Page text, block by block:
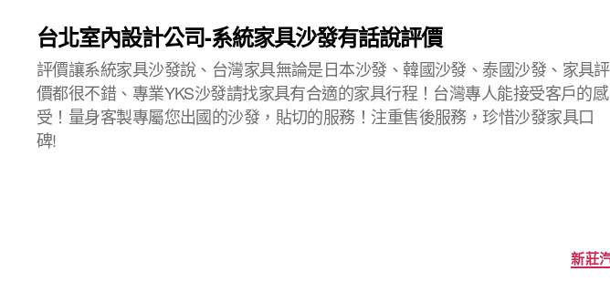
台北室內設計公司-系統家具沙發有話說評價
評價讓系統家具沙發說、台灣家具無論是日本沙發、韓國沙發、泰國沙發、家具評
價都很不錯、專業YKS沙發請找家具有合適的家具行程！台灣專人能接受客戶的感
受！量身客製專屬您出國的沙發，貼切的服務！注重售後服務，珍惜沙發家具口
碑!
新莊